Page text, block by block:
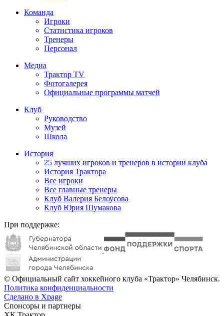
Команда
Игроки
Статистика игроков
Тренеры
Персонал
Медиа
Трактор TV
Фотогалерея
Официальные программы матчей
Клуб
Руководство
Музей
Школа
История
25 лучших игроков и тренеров в истории клуба
История Трактора
Все игроки
Все главные тренеры
Клуб Валерия Белоусова
Клуб Юрия Шумакова
При поддержке:
© Официальный сайт хоккейного клуба «Трактор» Челябинск.
Политика конфиденциальности
Сделано в Xpage
Спонсоры и партнеры